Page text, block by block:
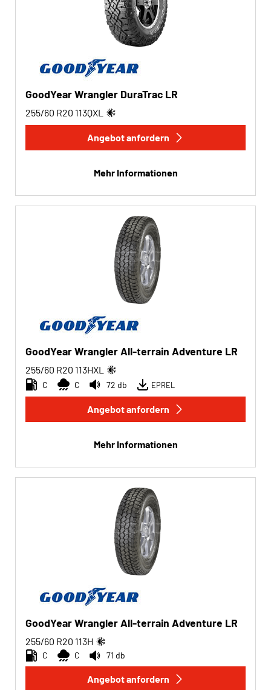
GoodYear Wrangler DuraTrac LR
255/60 R20 113QXL
Angebot anfordern
Mehr Informationen
GoodYear Wrangler All-terrain Adventure LR
255/60 R20 113HXL
C C 72 db EPREL
Angebot anfordern
Mehr Informationen
GoodYear Wrangler All-terrain Adventure LR
255/60 R20 113H
C C 71 db
Angebot anfordern